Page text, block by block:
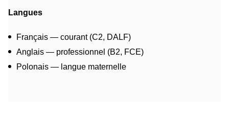
Langues
Français — courant (C2, DALF)
Anglais — professionnel (B2, FCE)
Polonais — langue maternelle